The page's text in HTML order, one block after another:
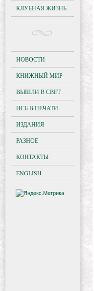
КЛУБНАЯ ЖИЗНЬ
НОВОСТИ
КНИЖНЫЙ МИР
ВЫШЛИ В СВЕТ
НСБ В ПЕЧАТИ
ИЗДАНИЯ
РАЗНОЕ
КОНТАКТЫ
ENGLISH